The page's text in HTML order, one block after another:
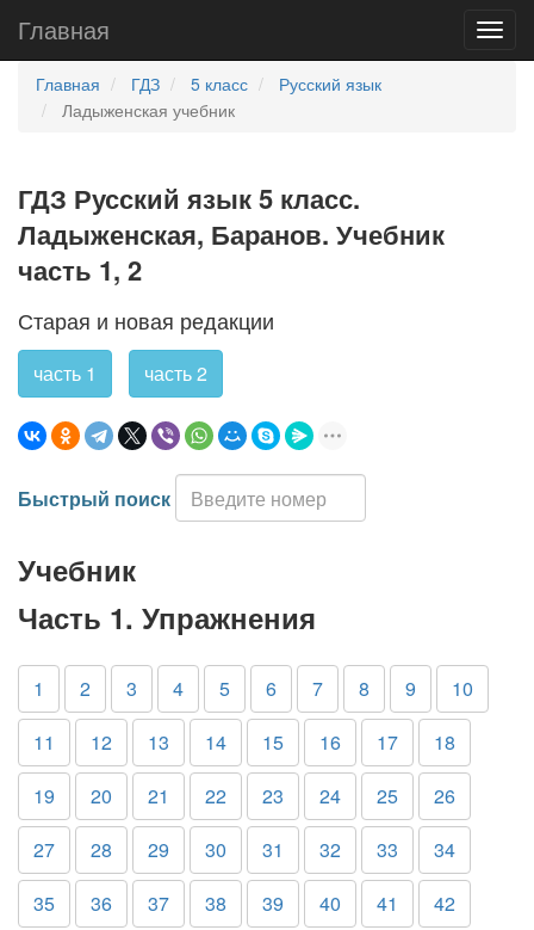
Главная
Главная ГДЗ 5 класс
Русский язык
Ладыженская учебник
ГДЗ Русский язык 5 класс.
Ладыженская, Баранов. Учебник
часть 1, 2
Старая и новая редакции
часть 1 часть 2
Быстрый поиск
Учебник
Часть 1. Упражнения
1 2 3 4 5 6 7 8 9
10
11
12 13 14 15 16 17
18
19
20 21 22 23 24 25
26
27
28 29 30 31 32 33
34
35
36 37 38 39 40 41
42